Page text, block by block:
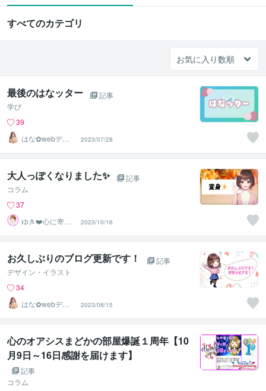
すべてのカテゴリ
最後のはなッター
記事
学び
39
はな✿webデザ
イン屋さん
2023/07/28
大人っぽくなりました✨
記事
コラム
37
ゆき❤️心に寄り
添う癒しのナー
ス
2023/10/16
お久しぶりのブログ更新です！
記事
デザイン・イラスト
34
はな✿webデザ
イン屋さん
2023/08/15
心のオアシスまどかの部屋爆誕１周年【10
月9日～16日感謝を届けます】
記事
コラム